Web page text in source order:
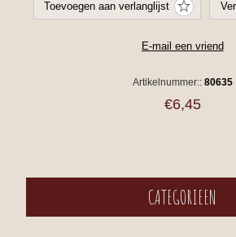
Artikelnummer:: 80635
€6,45
CATEGORIEEN